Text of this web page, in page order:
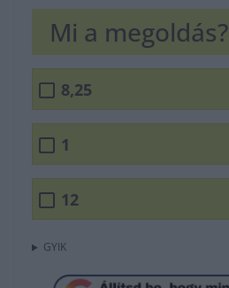
Mi a megoldás?
8,25
1
12
GYIK